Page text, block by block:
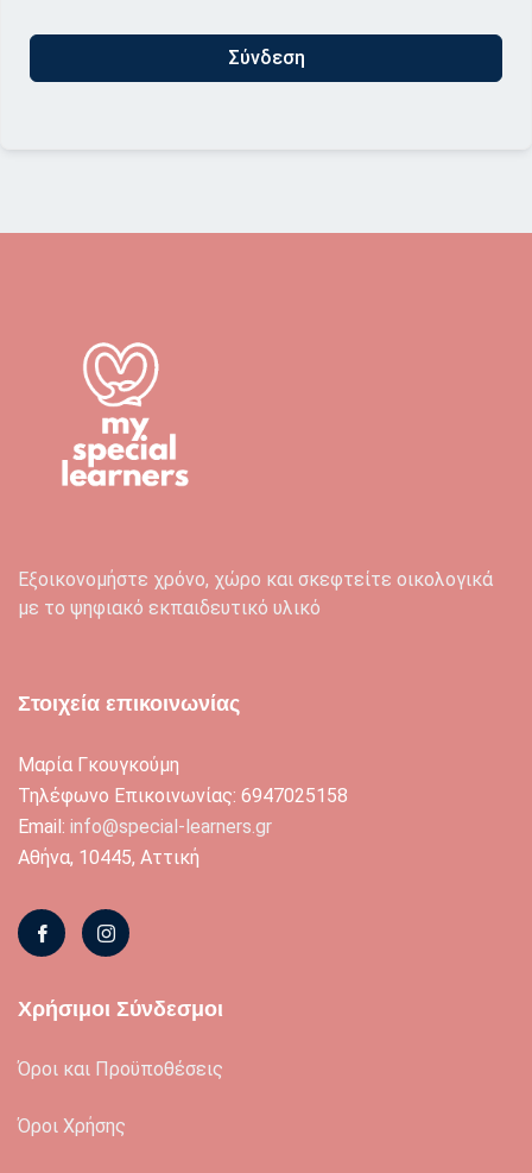
Σύνδεση
Εξοικονομήστε χρόνο, χώρο και σκεφτείτε οικολογικά
με το ψηφιακό εκπαιδευτικό υλικό
Στοιχεία επικοινωνίας
Μαρία Γκουγκούμη
Τηλέφωνο Επικοινωνίας: 6947025158
Email: info@special-learners.gr
Αθήνα, 10445, Αττική
Χρήσιμοι Σύνδεσμοι
Όροι και Προϋποθέσεις
Όροι Χρήσης